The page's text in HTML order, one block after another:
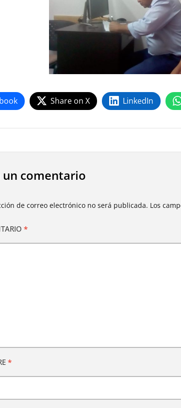
Share on X LinkedIn
un comentario
de correo electrónico no será publicada. Los
*
*